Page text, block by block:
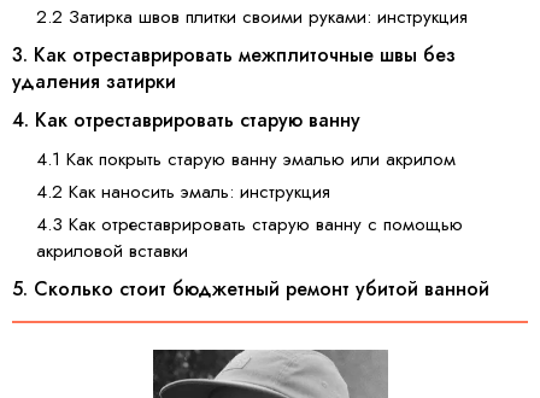
2.2 Затирка швов плитки своими руками: инструкция
3. Как отреставрировать межплиточные швы без
удаления затирки
4. Как отреставрировать старую ванну
4.1 Как покрыть старую ванну эмалью или акрилом
4.2 Как наносить эмаль: инструкция
4.3 Как отреставрировать старую ванну с помощью
акриловой вставки
5. Сколько стоит бюджетный ремонт убитой ванной